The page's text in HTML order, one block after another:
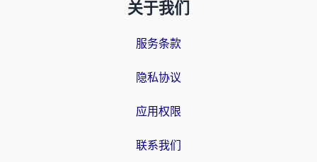
关于我们
服务条款
隐私协议
应用权限
联系我们